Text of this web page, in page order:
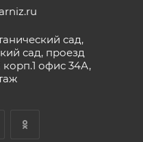
сад,
сад, проезд
офис 34А,